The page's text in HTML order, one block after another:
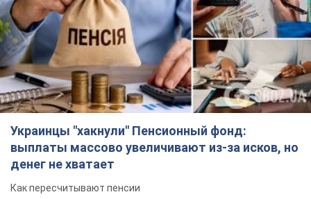
Украинцы "хакнули" Пенсионный фонд:
выплаты массово увеличивают из-за исков, но
денег не хватает
Как пересчитывают пенсии